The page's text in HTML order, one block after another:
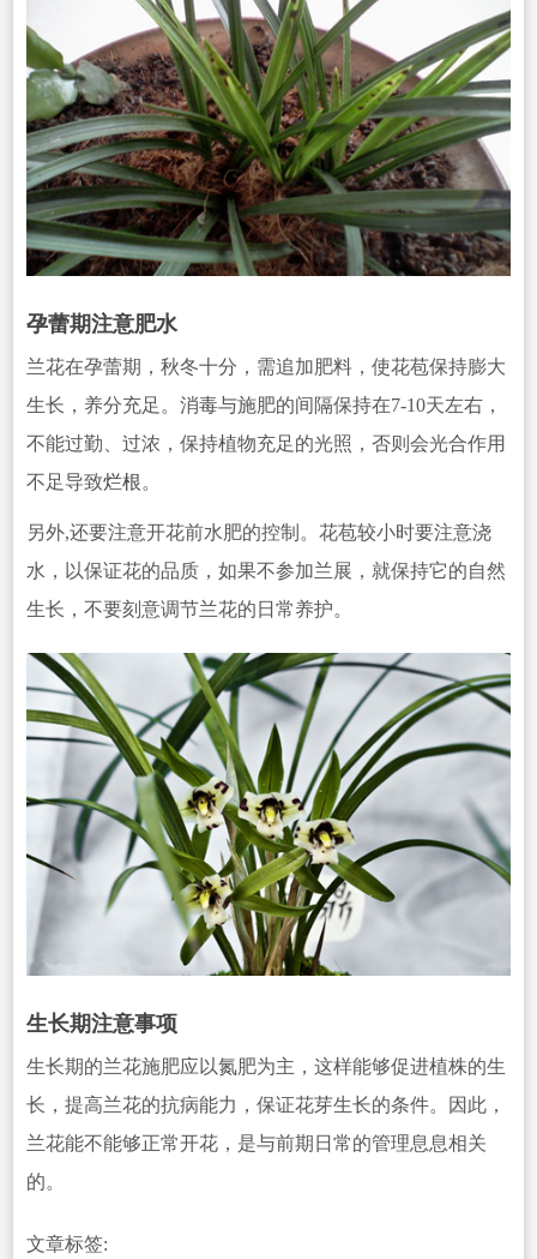
孕蕾期注意肥水
兰花在孕蕾期，秋冬十分，需追加肥料，使花苞保持膨大
生长，养分充足。消毒与施肥的间隔保持在7-10天左右，
不能过勤、过浓，保持植物充足的光照，否则会光合作用
不足导致烂根。
另外,还要注意开花前水肥的控制。花苞较小时要注意浇
水，以保证花的品质，如果不参加兰展，就保持它的自然
生长，不要刻意调节兰花的日常养护。
生长期注意事项
生长期的兰花施肥应以氮肥为主，这样能够促进植株的生
长，提高兰花的抗病能力，保证花芽生长的条件。因此，
兰花能不能够正常开花，是与前期日常的管理息息相关
的。
文章标签: